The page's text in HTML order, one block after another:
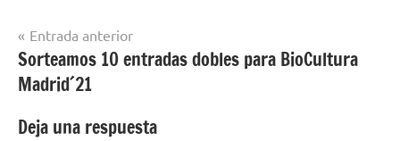
Navegación
de
entradas
Entrada anterior
Sorteamos 10 entradas dobles para BioCultura
Madrid´21
Deja una respuesta